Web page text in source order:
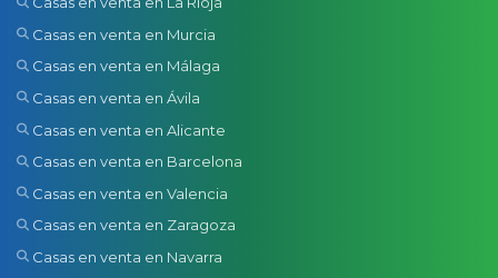
Casas en venta en Murcia
Casas en venta en Málaga
Casas en venta en Ávila
Casas en venta en Alicante
Casas en venta en Barcelona
Casas en venta en Valencia
Casas en venta en Zaragoza
Casas en venta en Navarra